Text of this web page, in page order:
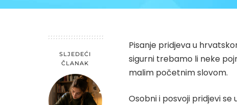
SLJEDEĆI
ČLANAK
Pisanje pridjeva u
sigurni trebamo li neke
malim početnim slovom.
Osobni i posvoji pridjevi